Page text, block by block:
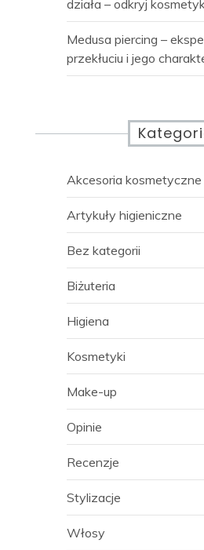
działa – odkryj
Medusa piercing –
przekłuciu i jego
Akcesoria kosmetyczne
Artykuły higieniczne
Bez kategorii
Biżuteria
Higiena
Kosmetyki
Make-up
Opinie
Recenzje
Stylizacje
Włosy